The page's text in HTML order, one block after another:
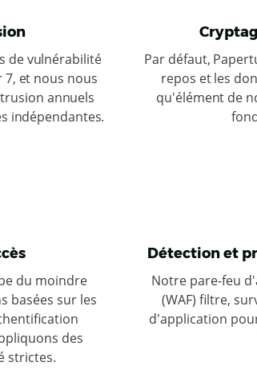
de vulnérabilité
7, et nous nous
annuels
indépendantes.
Par défaut,
repos et les
qu'élément de
du moindre
basées sur les
des
strictes.
Détection et
Notre pare-feu
(WAF) filtre,
d'application